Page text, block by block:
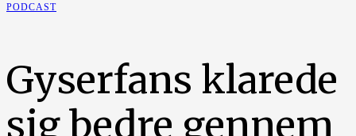
PODCAST
Gyserfans klarede
sig bedre gennem